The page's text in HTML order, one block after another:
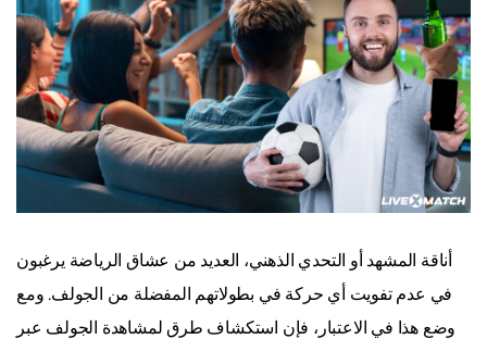
أناقة المشهد أو التحدي الذهني، العديد من عشاق الرياضة يرغبون
في عدم تفويت أي حركة في بطولاتهم المفضلة من الجولف. ومع
وضع هذا في الاعتبار، فإن استكشاف طرق لمشاهدة الجولف عبر